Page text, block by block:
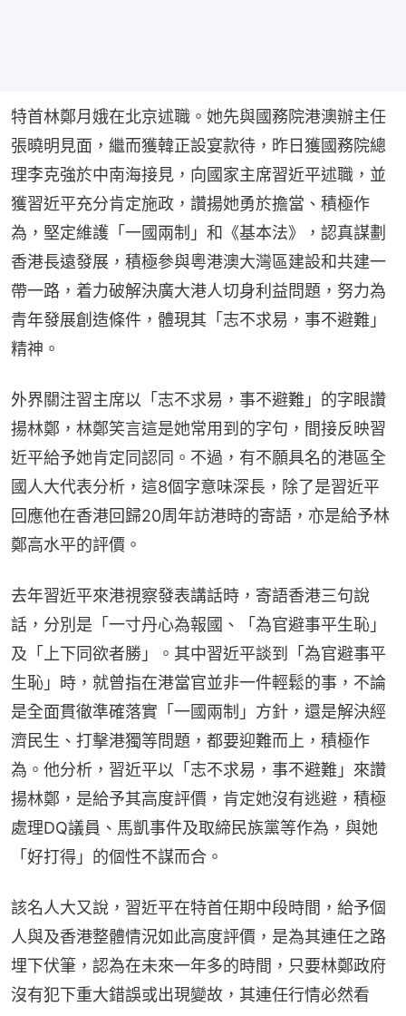
特首林鄭月娥在北京述職。她先與國務院港澳辦主任
張曉明見面，繼而獲韓正設宴款待，昨日獲國務院總
理李克強於中南海接見，向國家主席習近平述職，並
獲習近平充分肯定施政，讚揚她勇於擔當、積極作
為，堅定維護「一國兩制」和《基本法》，認真謀劃
香港長遠發展，積極參與粵港澳大灣區建設和共建一
帶一路，着力破解決廣大港人切身利益問題，努力為
青年發展創造條件，體現其「志不求易，事不避難」
精神。
外界關注習主席以「志不求易，事不避難」的字眼讚
揚林鄭，林鄭笑言這是她常用到的字句，間接反映習
近平給予她肯定同認同。不過，有不願具名的港區全
國人大代表分析，這8個字意味深長，除了是習近平
回應他在香港回歸20周年訪港時的寄語，亦是給予林
鄭高水平的評價。
去年習近平來港視察發表講話時，寄語香港三句說
話，分別是「一寸丹心為報國、「為官避事平生恥」
及「上下同欲者勝」。其中習近平談到「為官避事平
生恥」時，就曾指在港當官並非一件輕鬆的事，不論
是全面貫徹準確落實「一國兩制」方針，還是解決經
濟民生、打擊港獨等問題，都要迎難而上，積極作
為。他分析，習近平以「志不求易，事不避難」來讚
揚林鄭，是給予其高度評價，肯定她沒有逃避，積極
處理DQ議員、馬凱事件及取締民族黨等作為，與她
「好打得」的個性不謀而合。
該名人大又說，習近平在特首任期中段時間，給予個
人與及香港整體情況如此高度評價，是為其連任之路
埋下伏筆，認為在未來一年多的時間，只要林鄭政府
沒有犯下重大錯誤或出現變故，其連任行情必然看